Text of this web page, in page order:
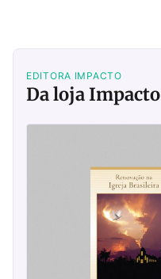
EDITORA IMPACTO
Da loja Impacto